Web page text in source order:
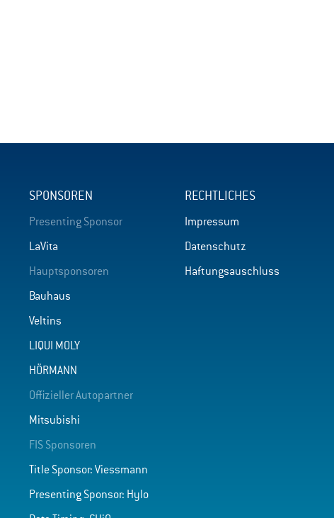
SPONSOREN
Presenting Sponsor
LaVita
Hauptsponsoren
Bauhaus
Veltins
LIQUI MOLY
HÖRMANN
Offizieller Autopartner
Mitsubishi
FIS Sponsoren
Title Sponsor: Viessmann
Presenting Sponsor: Hylo
RECHTLICHES
Impressum
Datenschutz
Haftungsauschluss